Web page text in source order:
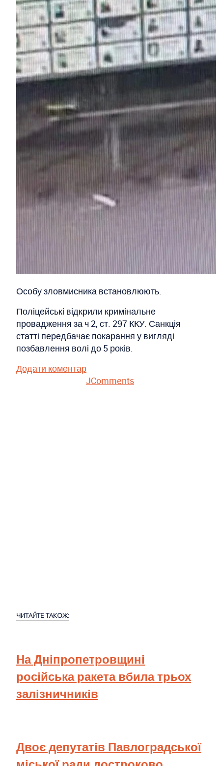
Особу зловмисника встановлюють.
Поліцейські відкрили кримінальне
провадження за ч 2, ст. 297 ККУ. Санкція
статті передбачає покарання у вигляді
позбавлення волі до 5 років.
Додати коментар
JComments
ЧИТАЙТЕ ТАКОЖ:
На Дніпропетровщині
російська ракета вбила трьох
залізничників
Двоє депутатів Павлоградської